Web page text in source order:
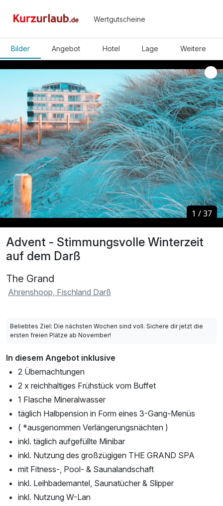
Wertgutscheine
Bilder Angebot Hotel Lage Weitere
Advent - Stimmungsvolle Winterzeit
auf dem Darß
The Grand
Ahrenshoop, Fischland Darß
1 /37
1 /37
Beliebtes Ziel: Die nächsten Wochen sind voll. Sichere dir jetzt die
ersten freien Plätze ab November!
In diesem Angebot inklusive
2 Übernachtungen
2 x reichhaltiges Frühstück vom Buffet
1 Flasche Mineralwasser
täglich Halbpension in Form eines 3-Gang-Menüs
( *ausgenommen Verlängerungsnächten )
inkl. täglich aufgefüllte Minibar
inkl. Nutzung des großzügigen THE GRAND SPA
mit Fitness-, Pool- & Saunalandschaft
inkl. Leihbademantel, Saunatücher & Slipper
inkl. Nutzung W-Lan